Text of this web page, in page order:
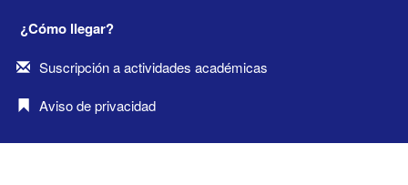
¿Cómo llegar?
Suscripción a actividades académicas
Aviso de privacidad